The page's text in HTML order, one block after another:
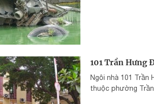
101 Trần Hưng
Ngôi nhà 101 Trần
thuộc phường Trần